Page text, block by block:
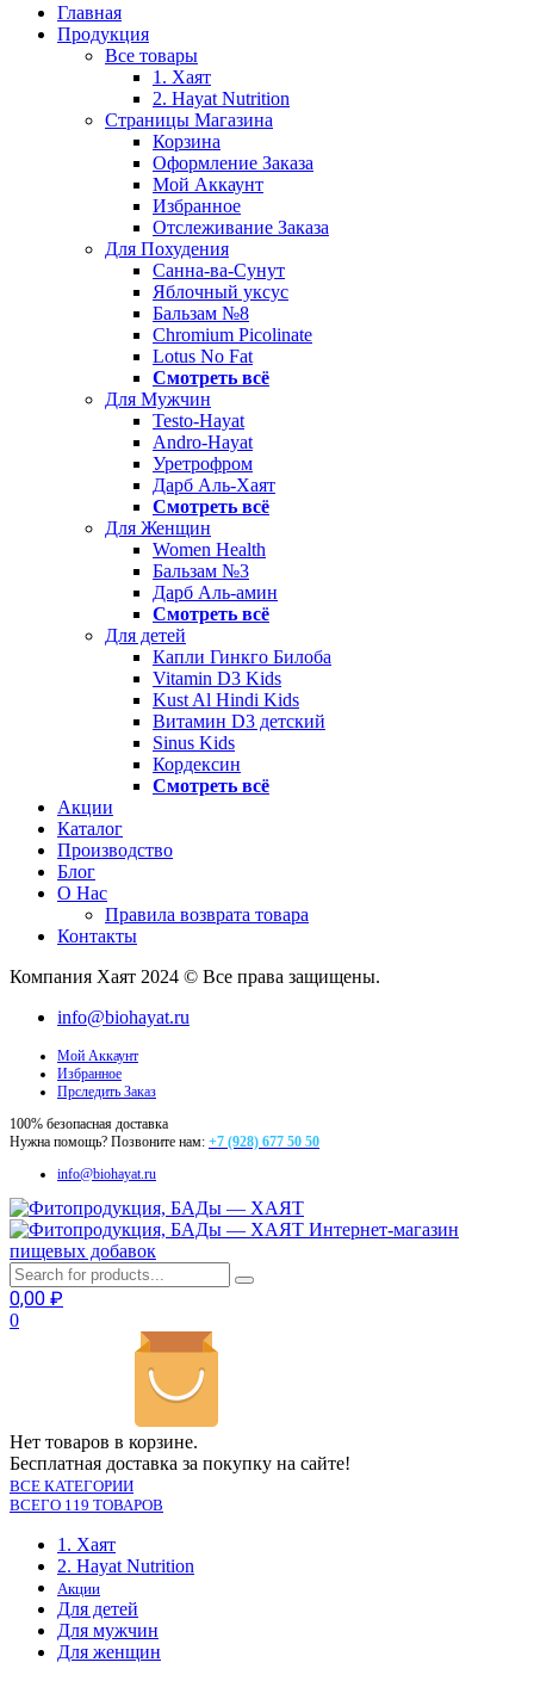
Главная
Продукция
Все товары
1. Хаят
2. Hayat Nutrition
Страницы Магазина
Корзина
Оформление Заказа
Мой Аккаунт
Избранное
Отслеживание Заказа
Для Похудения
Санна-ва-Сунут
Яблочный уксус
Бальзам №8
Chromium Picolinate
Lotus No Fat
Смотреть всё
Для Мужчин
Testo-Hayat
Andro-Hayat
Уретрофром
Дарб Аль-Хаят
Смотреть всё
Для Женщин
Women Health
Бальзам №3
Дарб Аль-амин
Смотреть всё
Для детей
Капли Гинкго Билоба
Vitamin D3 Kids
Kust Al Hindi Kids
Витамин D3 детский
Sinus Kids
Кордексин
Смотреть всё
Акции
Каталог
Производство
Блог
О Нас
Правила возврата товара
Контакты
Компания Хаят 2024 © Все права защищены.
info@biohayat.ru
Мой Аккаунт
Избранное
Прследить Заказ
100% безопасная доставка
Нужна помощь? Позвоните нам: +7 (928) 677 50 50
info@biohayat.ru
Интернет-магазин
пищевых добавок
0,00 ₽
0
Нет товаров в корзине.
Бесплатная доставка за покупку на сайте!
ВСЕ КАТЕГОРИИ
ВСЕГО 119 ТОВАРОВ
1. Хаят
2. Hayat Nutrition
Акции
Для детей
Для мужчин
Для женщин